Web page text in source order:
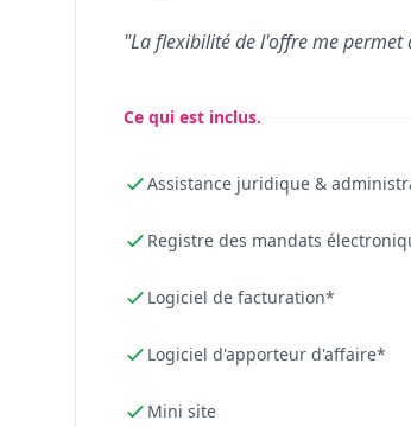
"La flexibilité de l'offre me permet
Ce qui est inclus.
Assistance juridique &
Registre des mandats
Logiciel de facturation*
Logiciel d'apporteur d'affaire*
Mini site